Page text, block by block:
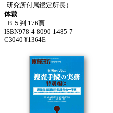
研究所付属鑑定所長）
体裁
Ｂ５判 176頁
ISBN978-4-8090-1485-7
C3040 ¥1364E